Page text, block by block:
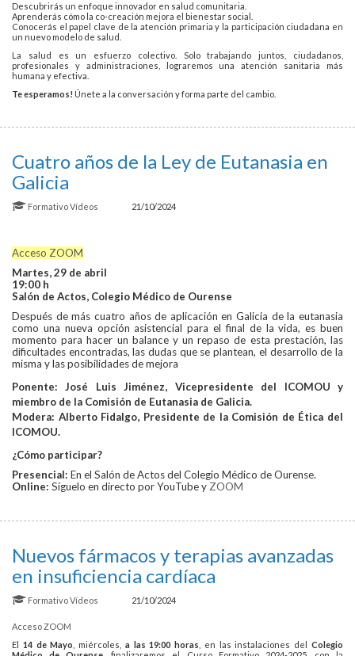
Descubrirás un enfoque innovador en salud comunitaria.
Aprenderás cómo la co-creación mejora el bienestar social.
Conocerás el papel clave de la atención primaria y la participación ciudadana en
un nuevo modelo de salud.
La salud es un esfuerzo colectivo. Solo trabajando juntos, ciudadanos,
profesionales y administraciones, lograremos una atención sanitaria más
humana y efectiva.
Te esperamos! Únete a la conversación y forma parte del cambio.
Cuatro años de la Ley de Eutanasia en
Galicia
FormativoVídeos 21/10/2024
Acceso ZOOM
Martes, 29 de abril
19:00 h
Salón de Actos, Colegio Médico de Ourense
Después de más cuatro años de aplicación en Galicia de la eutanasia
como una nueva opción asistencial para el final de la vida, es buen
momento para hacer un balance y un repaso de esta prestación, las
dificultades encontradas, las dudas que se plantean, el desarrollo de la
misma y las posibilidades de mejora
Ponente: José Luis Jiménez, Vicepresidente del ICOMOU y
miembro de la Comisión de Eutanasia de Galicia.
Modera: Alberto Fidalgo, Presidente de la Comisión de Ética del
ICOMOU.
¿Cómo participar?
Presencial: En el Salón de Actos del Colegio Médico de Ourense.
Online: Síguelo en directo por YouTube yZOOM
Nuevos fármacos y terapias avanzadas
en insuficiencia cardíaca
FormativoVídeos 21/10/2024
Acceso ZOOM
El 14 de Mayo , miércoles, a las 19:00 horas , en las instalaciones delColegio